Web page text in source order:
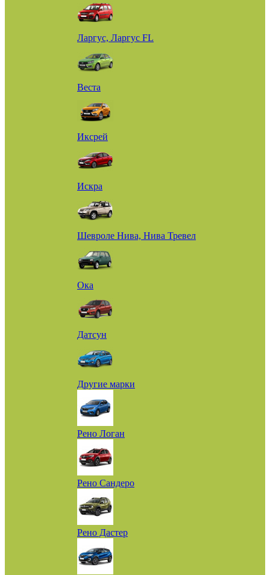
Ларгус, Ларгус FL
Веста
Иксрей
Искра
Шевроле Нива, Нива Тревел
Ока
Датсун
Другие марки
Рено Логан
Рено Сандеро
Рено Дастер